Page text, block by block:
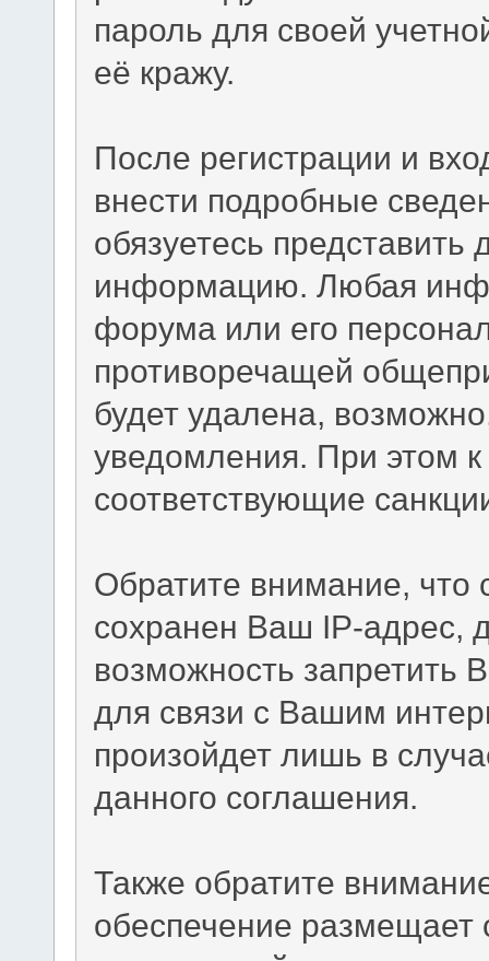
пароль для своей
её кражу.
После регистрации и
внести подробные
обязуетесь
информацию. Любая
форума или его
противоречащей
будет удалена,
уведомления. При этом
соответствующие
Обратите внимание,
сохранен Ваш IP-адрес,
возможность запретить
для связи с Вашим
произойдет лишь в
данного соглашения.
Также обратите
обеспечение